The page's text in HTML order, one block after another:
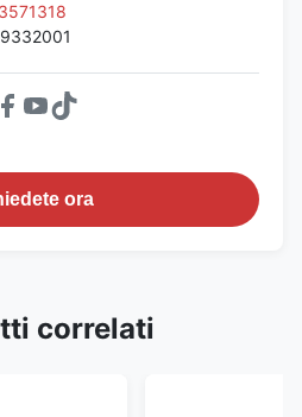
ora
correlati